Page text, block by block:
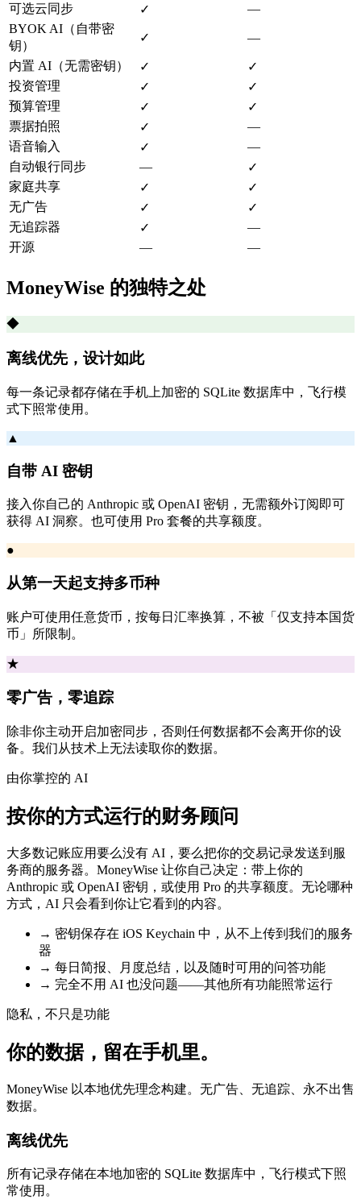
可选云同步
✓
—
BYOK AI（自带密
钥）
✓ —
内置 AI（无需密钥） ✓
✓
投资管理
✓
✓
预算管理
✓
✓
票据拍照
✓
—
语音输入
✓
—
自动银行同步
—
✓
家庭共享
✓
✓
无广告
✓
✓
无追踪器
✓
—
开源
— —
MoneyWise 的独特之处
◆
离线优先，设计如此
每一条记录都存储在手机上加密的 SQLite 数据库中，飞行模
式下照常使用。
▲
自带 AI 密钥
接入你自己的 Anthropic 或 OpenAI 密钥，无需额外订阅即可
获得 AI 洞察。也可使用 Pro 套餐的共享额度。
●
从第一天起支持多币种
账户可使用任意货币，按每日汇率换算，不被「仅支持本国货
币」所限制。
★
零广告，零追踪
除非你主动开启加密同步，否则任何数据都不会离开你的设
备。我们从技术上无法读取你的数据。
由你掌控的 AI
按你的方式运行的财务顾问
大多数记账应用要么没有 AI，要么把你的交易记录发送到服
务商的服务器。MoneyWise 让你自己决定：带上你的
Anthropic 或 OpenAI 密钥，或使用 Pro 的共享额度。无论哪种
方式，AI 只会看到你让它看到的内容。
→ 密钥保存在 iOS Keychain 中，从不上传到我们的服务
器
→ 每日简报、月度总结，以及随时可用的问答功能
→ 完全不用 AI 也没问题——其他所有功能照常运行
隐私，不只是功能
你的数据，留在手机里。
MoneyWise 以本地优先理念构建。无广告、无追踪、永不出售
数据。
离线优先
所有记录存储在本地加密的 SQLite 数据库中，飞行模式下照
常使用。